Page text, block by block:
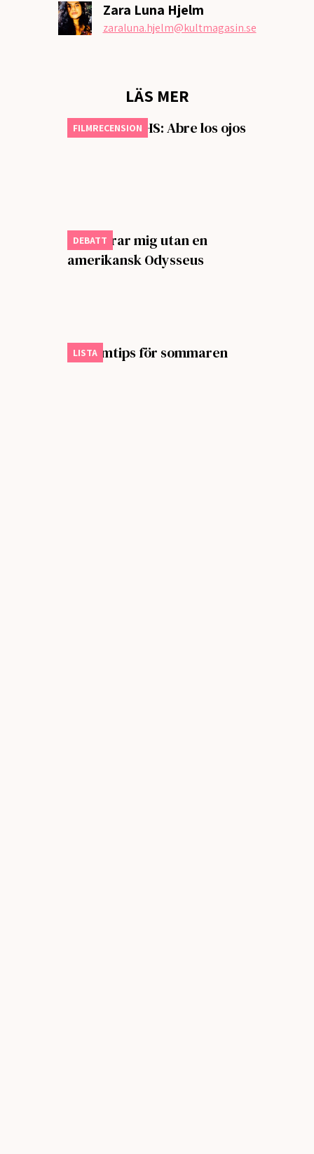
Zara Luna Hjelm
zaraluna.hjelm@kultmagasin.se
LÄS MER
FILMRECENSION
Månadens VHS: Abre los ojos
DEBATT
Jag klarar mig utan en
amerikansk Odysseus
LISTA
Sju filmtips för sommaren